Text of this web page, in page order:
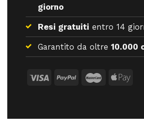
giorno
Resi gratuiti entro 14
Garantito da oltre 10.000